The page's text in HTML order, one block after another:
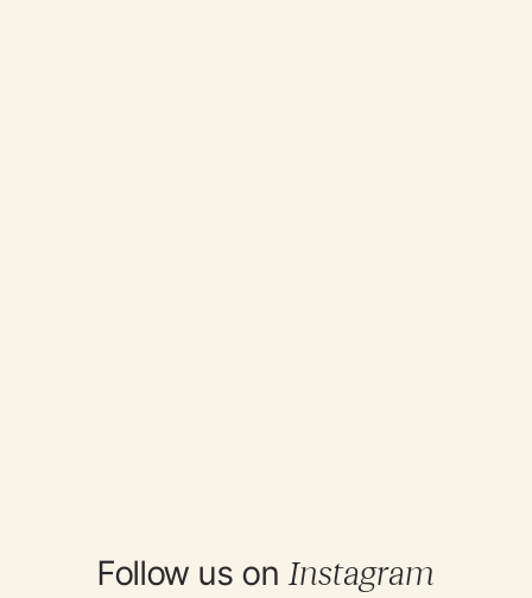
Follow us on Instagram